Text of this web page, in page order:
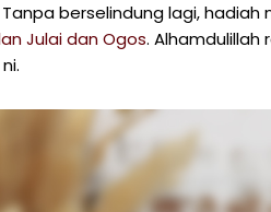
berselindung lagi,
Julai dan Ogos. Alhamdulillah